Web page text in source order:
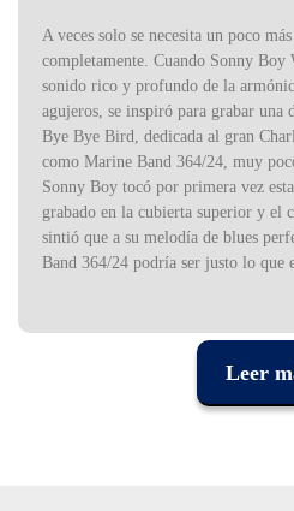
A veces solo se necesita un poco
completamente. Cuando Sonny
sonido rico y profundo de la
agujeros, se inspiró para grabar una
Bye Bye Bird, dedicada al gran
como Marine Band 364/24, muy
Sonny Boy tocó por primera vez
grabado en la cubierta superior y el
sintió que a su melodía de blues
Band 364/24 podría ser justo lo que
Modelo: Marine Band 364/24
Tonos: Do grave, Re grave, Sol
Leer